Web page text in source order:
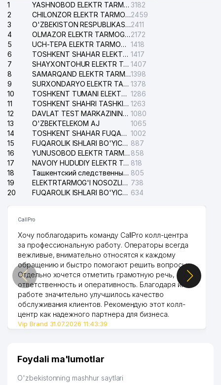
1
YASHNOBOD ELEKTR TARMOG'I NOSOZLIKLARI XIZMATI 3182
2
CHILONZOR ELEKTR TARMOG'I NOSOZLIK XIZMATI2459
3
O'ZBEKISTON RESPUBLIKASI BOSH PROKURATURASI ISHONCH TELEFONI2411
4
OLMAZOR ELEKTR TARMOG'I NOSOZLIKLARI XIZMATI2172
5
UCH-TEPA ELEKTR TARMOG'I NOSOZLIKLARI XIZMATI 1418
6
TOSHKENT SHAHAR ELEKTR TARMOQLARI KORXONASI AJ 1417
7
SHAYXONTOHUR ELEKTR TARMOG'I NOSOZLIKLARINI TUZATISH XIZMATI 1407
8
SAMARQAND ELEKTR TARMOQLARI AJ1398
9
SURXONDARYO ELEKTR TARMOQLARI AJ 1378
10
TOSHKENT TUMANI ELEKTR TARMOG'I AVARIYA XIZMATI 1286
11
TOSHKENT SHAHRI TASHKILOT TELEFONLARI HAQIDA MA'LUMOT BYUROSI 1263
12
DAVLAT TEST MARKAZINING ISHONCH TELEFONLARI 1080
13
O'ZBEKTELEKOM AJ
1065
14
TOSHKENT SHAHAR FUQAROLIK ISHLARI BO'YICHA SUDI 1002
15
FUQAROLIK ISHLARI BO'YICHA YAKKASAROY TUMANLARARO SUDI 887
16
YUNUSOBOD ELEKTR TARMOG'I NOSOZLIKLARI XIZMATI 858
17
NAVOIY HUDUDIY ELEKTR TARMOQLARI KORXONASI AJ 818
18
Ташкентский следственный изолятор 805
19
ELEKTRTARMOG'I NOSOZLIKLARINI TO'ZATISH SERGELI XIZMATI 738
20
FUQAROLIK ISHLARI BO'YICHA UCH-TEPA TUMANI SUDI 634
CallPro
Хочу поблагодарить команду CallPro колл-центра
за профессиональную работу. Операторы всегда
вежливые, внимательно относятся к каждому
обращению и быстро помогают решить вопросы.
Отдельно хочется отметить грамотную речь,
ответственность и оперативность. Благодаря их
работе значительно улучшилось качество
обслуживания клиентов. Рекомендую этот колл-
центр как надежного партнера для бизнеса.
Vip Brand 31.07.2026 11:43:39
Foydali ma'lumotlar
O'zbekistonning mashhur saytlari